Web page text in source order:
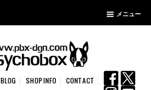
メニュー
BLOG SHOPINFO CONTACT